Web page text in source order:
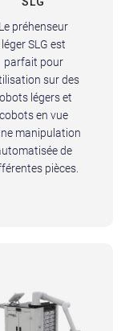
Le préhenseur
léger SLG est
parfait pour
sur des
légers et
cobots en vue
manipulation
de
pièces.